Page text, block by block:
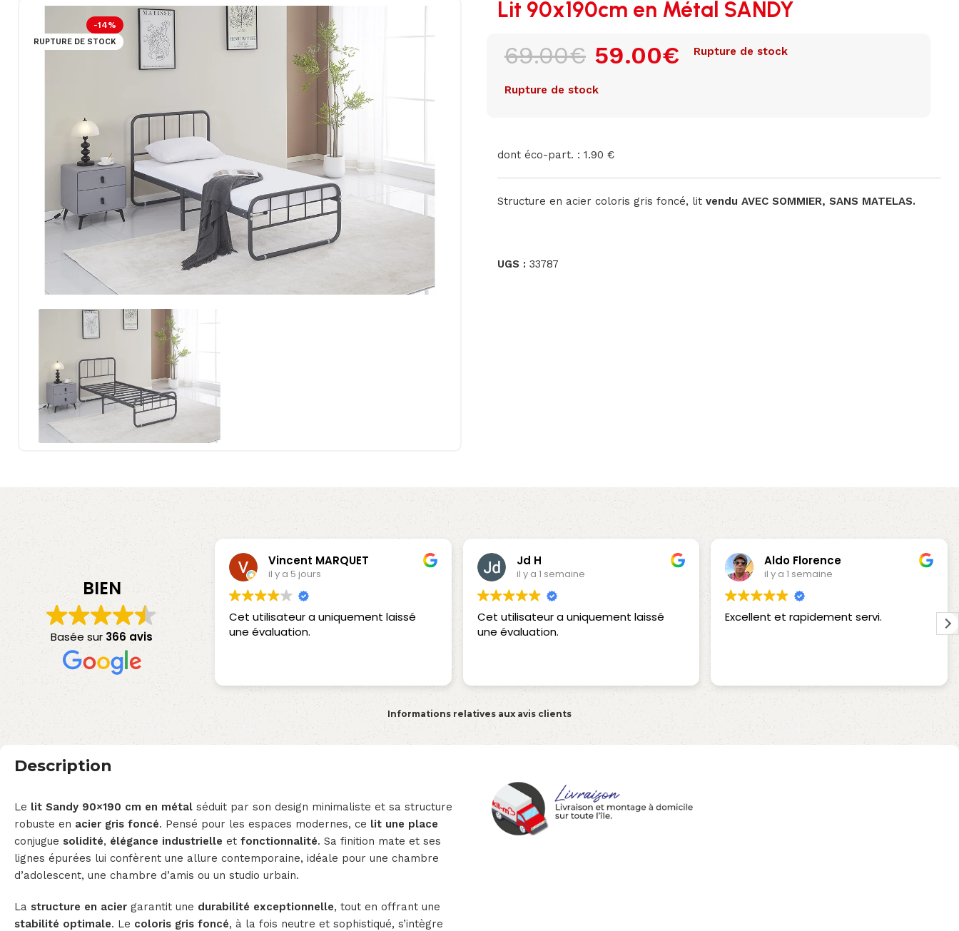
-14%
RUPTURE DE STOCK
Lit 90x190cm en Métal SANDY
69.00€ 59.00€ Rupture de stock
Rupture de stock
dont éco-part. : 1.90 €
Structure en acier coloris gris foncé, lit vendu AVEC SOMMIER, SANS MATELAS.
UGS : 33787
BIEN
Basée sur 366 avis
Vincent MARQUET
il y a 5 jours
Cet utilisateur a uniquement laissé
une évaluation.
Jd H
il y a 1 semaine
Cet utilisateur a uniquement laissé
une évaluation.
Aldo Florence
il y a 1 semaine
Excellent et rapidement servi.
Informations relatives aux avis clients
Description
Le lit Sandy 90×190 cm en métal séduit par son design minimaliste et sa structure
robuste en acier gris foncé. Pensé pour les espaces modernes, ce lit une place
conjugue solidité, élégance industrielle et fonctionnalité. Sa finition mate et ses
lignes épurées lui confèrent une allure contemporaine, idéale pour une chambre
d’adolescent, une chambre d’amis ou un studio urbain.
La structure en acier garantit une durabilité exceptionnelle, tout en offrant une
stabilité optimale. Le coloris gris foncé, à la fois neutre et sophistiqué, s’intègre